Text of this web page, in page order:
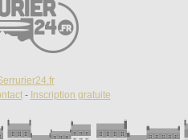
- Inscription gratuite